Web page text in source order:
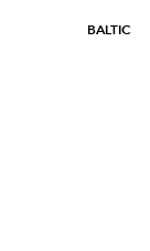
BALTIC